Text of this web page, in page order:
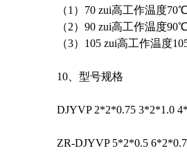
（1）70 zui高工作温度
（2）90 zui高工作温度
（3）105 zui高工作温度
10、型号规格
DJYVP 2*2*0.75 3*2*1.0
ZR-DJYVP 5*2*0.5